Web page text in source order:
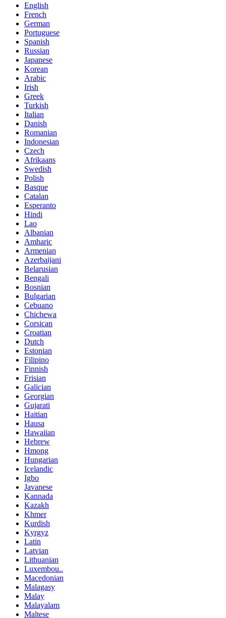
English
French
German
Portuguese
Spanish
Russian
Japanese
Korean
Arabic
Irish
Greek
Turkish
Italian
Danish
Romanian
Indonesian
Czech
Afrikaans
Swedish
Polish
Basque
Catalan
Esperanto
Hindi
Lao
Albanian
Amharic
Armenian
Azerbaijani
Belarusian
Bengali
Bosnian
Bulgarian
Cebuano
Chichewa
Corsican
Croatian
Dutch
Estonian
Filipino
Finnish
Frisian
Galician
Georgian
Gujarati
Haitian
Hausa
Hawaiian
Hebrew
Hmong
Hungarian
Icelandic
Igbo
Javanese
Kannada
Kazakh
Khmer
Kurdish
Kyrgyz
Latin
Latvian
Lithuanian
Luxembou..
Macedonian
Malagasy
Malay
Malayalam
Maltese